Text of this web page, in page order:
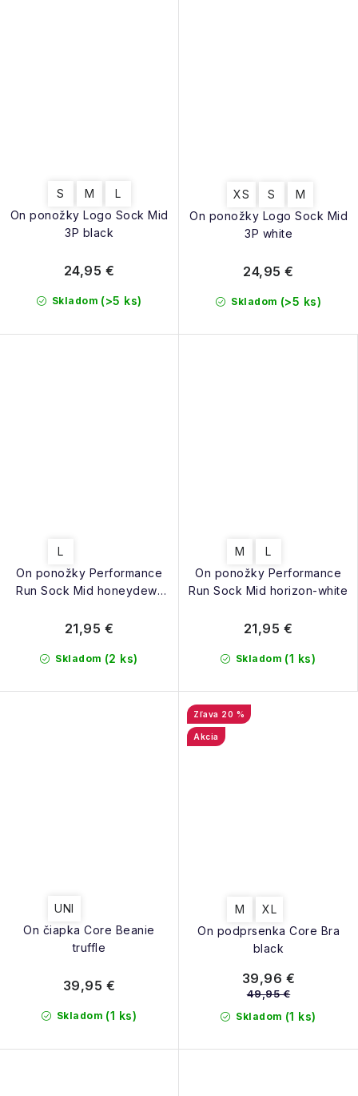
On ponožky Logo Sock Mid
3P black
S M L
Skladom (>5 ks)
24,95 €
On ponožky Logo Sock Mid
3P white
XS S M
Skladom (>5 ks)
24,95 €
On ponožky Performance
Run Sock Mid honeydew-
L
Skladom (2 ks)
21,95 €
On ponožky Performance
Run Sock Mid horizon-white
M L
Skladom (1 ks)
21,95 €
On čiapka Core Beanie
truffle
UNI
Skladom (1 ks)
39,95 €
On podprsenka Core Bra
black
20 %
Akcia
M XL
Skladom (1 ks)
39,96 €
49,95 €